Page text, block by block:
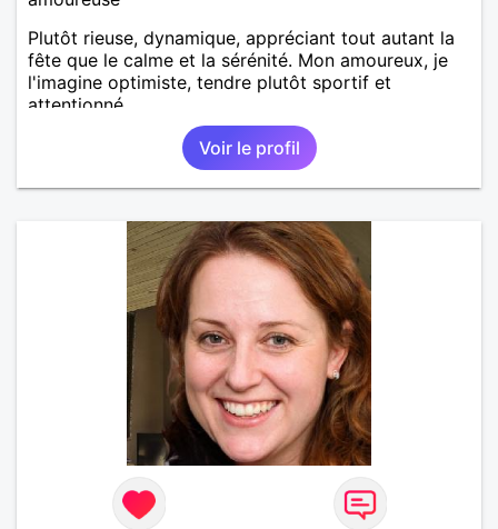
Plutôt rieuse, dynamique, appréciant tout autant la
fête que le calme et la sérénité. Mon amoureux, je
l'imagine optimiste, tendre plutôt sportif et
attentionné.
Voir le profil